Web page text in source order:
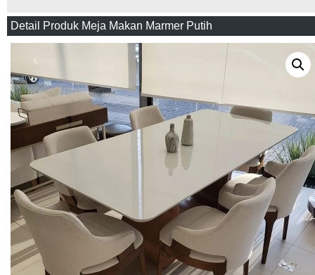
Detail Produk Meja Makan Marmer Putih